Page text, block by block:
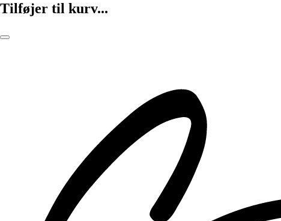
Tilføjer til kurv...